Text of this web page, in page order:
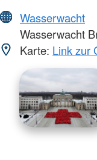
Wasserwacht
Wasserwacht
Karte: Link zur